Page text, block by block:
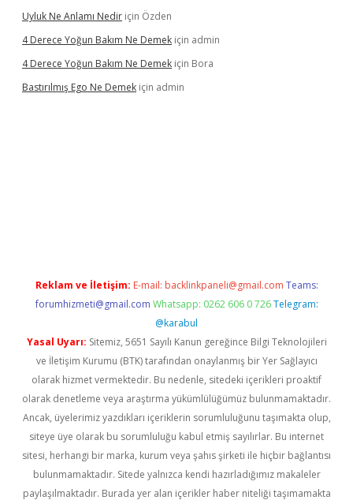
Uyluk Ne Anlamı Nedir için Özden
4 Derece Yoğun Bakım Ne Demek için admin
4 Derece Yoğun Bakım Ne Demek için Bora
Bastırılmış Ego Ne Demek için admin
Reklam ve İletişim: E-mail: backlinkpaneli@gmail.com Teams:
forumhizmeti@gmail.com Whatsapp: 0262 606 0 726 Telegram:
@karabul
Yasal Uyarı: Sitemiz, 5651 Sayılı Kanun gereğince Bilgi Teknolojileri
ve İletişim Kurumu (BTK) tarafından onaylanmış bir Yer Sağlayıcı
olarak hizmet vermektedir. Bu nedenle, sitedeki içerikleri proaktif
olarak denetleme veya araştırma yükümlülüğümüz bulunmamaktadır.
Ancak, üyelerimiz yazdıkları içeriklerin sorumluluğunu taşımakta olup,
siteye üye olarak bu sorumluluğu kabul etmiş sayılırlar. Bu internet
sitesi, herhangi bir marka, kurum veya şahıs şirketi ile hiçbir bağlantısı
bulunmamaktadır. Sitede yalnızca kendi hazırladığımız makaleler
paylaşılmaktadır. Burada yer alan içerikler haber niteliği taşımamakta